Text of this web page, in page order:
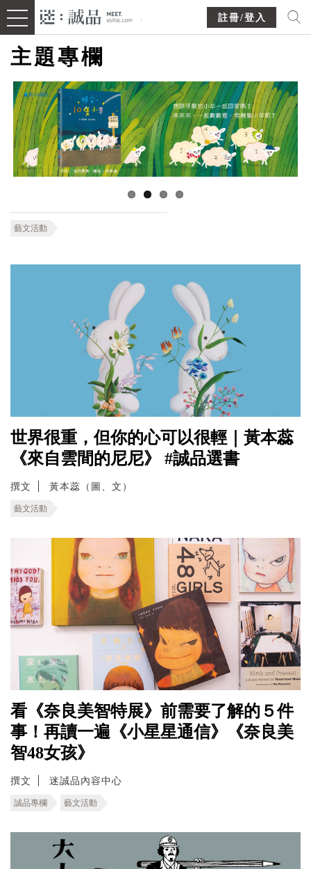
註冊/登入
主題專欄
藝文活動
世界很重，但你的心可以很輕｜黃本蕊
《來自雲間的尼尼》 #誠品選書
撰文 黃本蕊（圖、文）
藝文活動
看《奈良美智特展》前需要了解的５件
事！再讀一遍《小星星通信》《奈良美
智48女孩》
撰文 迷誠品內容中心
誠品專欄 藝文活動